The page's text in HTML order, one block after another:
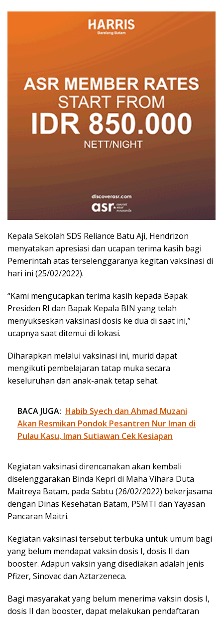
Kepala Sekolah SDS Reliance Batu Aji, Hendrizon
menyatakan apresiasi dan ucapan terima kasih bagi
Pemerintah atas terselenggaranya kegitan vaksinasi di
hari ini (25/02/2022).
“Kami mengucapkan terima kasih kepada Bapak
Presiden RI dan Bapak Kepala BIN yang telah
menyukseskan vaksinasi dosis ke dua di saat ini,”
ucapnya saat ditemui di lokasi.
Diharapkan melalui vaksinasi ini, murid dapat
mengikuti pembelajaran tatap muka secara
keseluruhan dan anak-anak tetap sehat.
BACA JUGA: Habib Syech dan Ahmad Muzani
Akan Resmikan Pondok Pesantren Nur Iman di
Pulau Kasu, Iman Sutiawan Cek Kesiapan
Kegiatan vaksinasi direncanakan akan kembali
diselenggarakan Binda Kepri di Maha Vihara Duta
Maitreya Batam, pada Sabtu (26/02/2022) bekerjasama
dengan Dinas Kesehatan Batam, PSMTI dan Yayasan
Pancaran Maitri.
Kegiatan vaksinasi tersebut terbuka untuk umum bagi
yang belum mendapat vaksin dosis I, dosis II dan
booster. Adapun vaksin yang disediakan adalah jenis
Pfizer, Sinovac dan Aztarzeneca.
Bagi masyarakat yang belum menerima vaksin dosis I,
dosis II dan booster, dapat melakukan pendaftaran